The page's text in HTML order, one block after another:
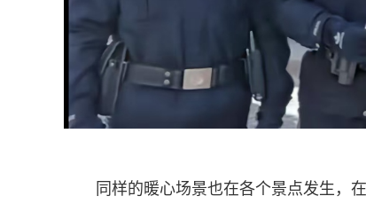
同样的暖心场景也在各个景点发生，